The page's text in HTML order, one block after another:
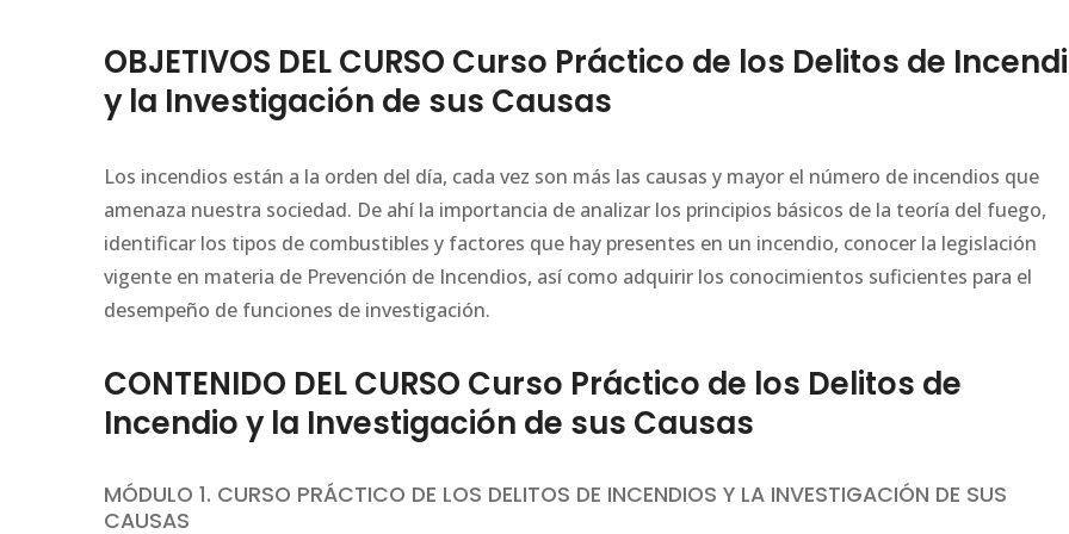
OBJETIVOS DEL CURSO Curso Práctico de los Delitos de
y la Investigación de sus Causas
Los incendios están a la orden del día, cada vez son más las causas y mayor el número de incendios que
amenaza nuestra sociedad. De ahí la importancia de analizar los principios básicos de la teoría del fuego,
identificar los tipos de combustibles y factores que hay presentes en un incendio, conocer la legislación
vigente en materia de Prevención de Incendios, así como adquirir los conocimientos suficientes para el
desempeño de funciones de investigación.
CONTENIDO DEL CURSO Curso Práctico de los Delitos de
Incendio y la Investigación de sus Causas
MÓDULO 1. CURSO PRÁCTICO DE LOS DELITOS DE INCENDIOS Y LA INVESTIGACIÓN DE SUS
CAUSAS